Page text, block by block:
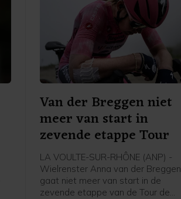
Van der Breggen niet
meer van start in
zevende etappe Tour
LA VOULTE-SUR-RHÔNE (ANP) -
Wielrenster Anna van der Breggen
gaat niet meer van start in de
zevende etappe van de Tour de